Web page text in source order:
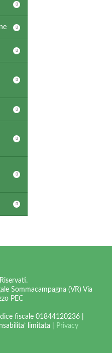
Sommacampagna (VR) Via
PEC
fiscale 01844120236 |
limitata |
Privacy